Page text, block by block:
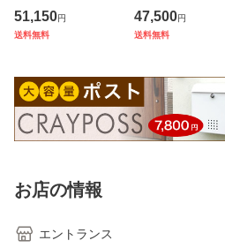
柱 SMALIO スマリ
オ 木目カラー ※イ
51,150円
送料無料
ム KS1-B208C ア
ーバングレー
47,500円
送料無料
お店の情報
エントランス